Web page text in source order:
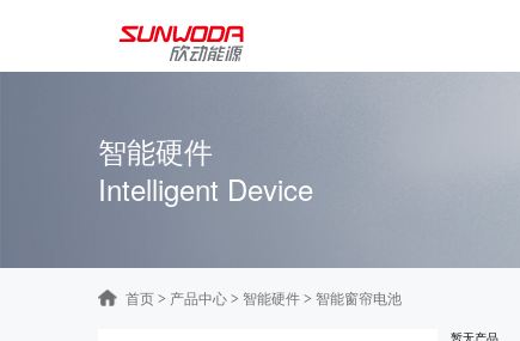
智能硬件
Intelligent Device
首页 > 产品中心 > 智能硬件 > 智能窗帘电池
暂无产品